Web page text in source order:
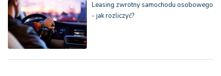
Leasing zwrotny samochodu osobowego
- jak rozliczyć?